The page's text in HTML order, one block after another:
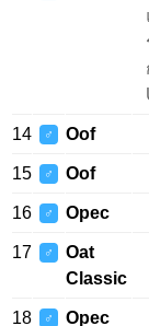
14 ♂ Oof
15 ♂ Oof
16 ♂ Opec
17 ♂
Oat
Classic
18 ♂ Opec